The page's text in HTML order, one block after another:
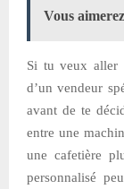
Vous
Si tu veux aller
d’un vendeur
avant de te
entre une
une cafetière
personnalisé